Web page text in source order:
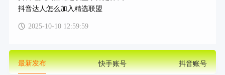
抖音达人怎么加入精选联盟
2025-10-10 12:59:59
最新发布 快手账号 抖音账号